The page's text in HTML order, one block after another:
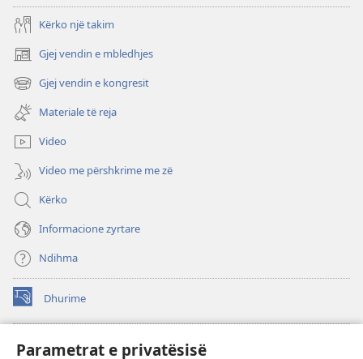
Parametrat e privatësisë
Kërko një takim
Gjej vendin e mbledhjes
(hap
dritare
të
re)
Gjej vendin e kongresit
(hap
dritare
të
re)
Materiale të reja
Video
Video me përshkrime me zë
Kërko
Informacione zyrtare
Ndihma
Dhurime
(hap
dritare
re)
BIBLIOTEKA ONLINE Watchtower
(hap